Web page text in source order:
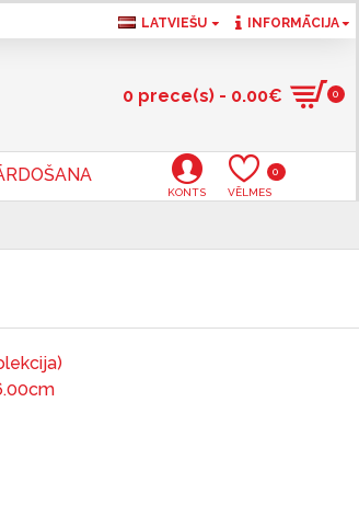
LATVIEŠU INFORMĀCIJA
0 prece(s) - 0.00€ 0
KONTS VĒLMES
0